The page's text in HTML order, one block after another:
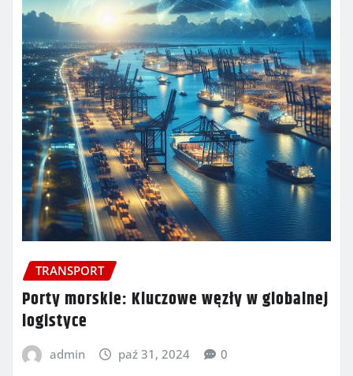
TRANSPORT
Porty morskie: Kluczowe węzły w globalnej
logistyce
admin paź 31, 2024 0